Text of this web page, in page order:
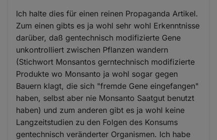
Ich halte dies für einen reinen Propaganda Artikel.
Zum einen gibts es ja wohl sehr wohl Erkenntnisse
darüber, daß gentechnisch modifizierte Gene
unkontrolliert zwischen Pflanzen wandern
(Stichwort Monsantos gerntechnisch modifizierte
Produkte wo Monsanto ja wohl sogar gegen
Bauern klagt, die sich "fremde Gene eingefangen"
haben, selbst aber nie Monsanto Saatgut benutzt
haben) und zum anderen gibt es ja wohl keine
Langzeitstudien zu den Folgen des Konsums
gentechnisch veränderter Organismen. Ich habe